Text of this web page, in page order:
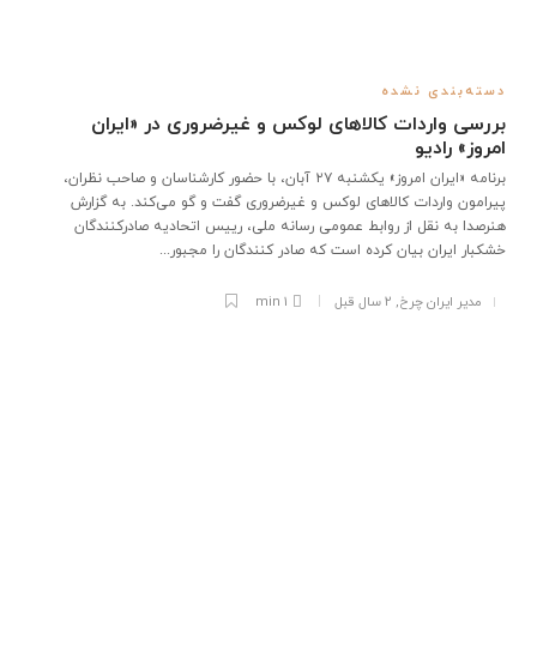
دسته‌بندی نشده
بررسی واردات کالاهای لوکس و غیرضروری در «ایران
امروز» رادیو
برنامه «ایران امروز» یکشنبه ۲۷ آبان، با حضور کارشناسان و صاحب نظران،
پیرامون واردات کالاهای لوکس و غیرضروری گفت و گو می‌کند. به گزارش
هنرصدا به نقل از روابط عمومی رسانه ملی، رییس اتحادیه صادرکنندگان
خشکبار ایران بیان کرده است که صادر کنندگان را مجبور...
مدیر ایران چرخ, ۲ سال قبل